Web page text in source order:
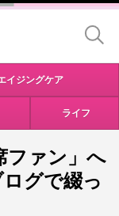
イジングケア
ライフ
ファン」へ
グで綴っ